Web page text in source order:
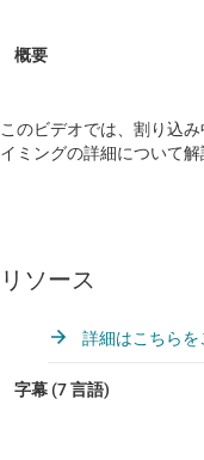
このビデオでは、割り込
イミングの詳細について解
リソース
詳細はこちら